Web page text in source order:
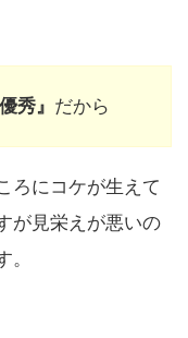
秀』 だから
ろにコケが生えて
が見栄えが悪いの